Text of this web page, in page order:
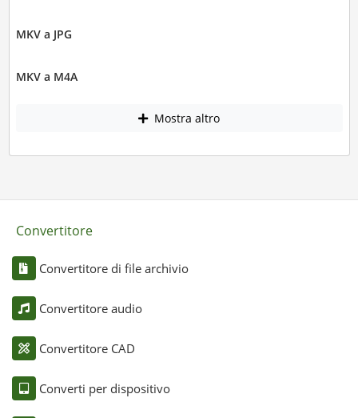
MKV a JPG
MKV a M4A
Mostra altro
Convertitore
Convertitore di file archivio
Convertitore audio
Convertitore CAD
Converti per dispositivo